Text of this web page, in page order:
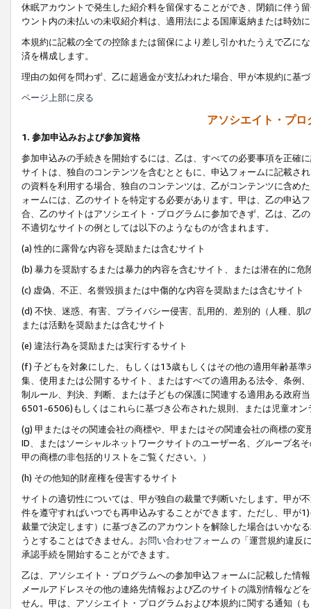
休眠アカウントで発生した紹介料を留保することができ、閉鎖に伴う
ウント内の未払いの未収紹介料は、適用法による国庫返納または時効
本規約に記載の全ての控除または留保により差し引かれたうえで乙に
済を構成します。
理由の如何を問わず、乙に超過金が支払われた場合、甲が本規約に基
ページ上部に戻る
アソシエイト・プ
1. 参加申込みおよび参加資格
参加申込みの手続きを開始するには、乙は、すべての必要事項を正確
サイトは、独自のコンテンツを含むとともに、申込フォームに記載さ
の資料を利用する場合、独自のコンテンツは、乙がコンテンツに含め
ォームには、乙のサイトを特定する必要があります。甲は、乙の申込
合、乙のサイトはアソシエイト・プログラムに参加できず、乙は、乙
不適切なサイトの例としては以下のようなものが含まれます。
(a) 性的に露骨な内容を奨励または含むサイト
(b) 暴力を奨励するまたは暴力的内容を含むサイト、または潜在的に
(c) 虚偽、不正、名誉毀損または中傷的な内容を奨励または含むサイト
(d) 不快、迷惑、有害、プライバシー侵害、乱用的、差別的（人種、
または活動を奨励または含むサイト
(e) 違法行為を奨励または実行するサイト
(f) 子どもを対象にした、もしくは13歳もしくはその他の適用年齢基
集、使用または公開するサイト、またはすべての適用ある法令、条例
制ルール、判決、判断、または子どもの保護に関連する適用ある政府
6501-6506)もしくはこれらに基づき公布された規則、または児童オン
(g) 甲またはその関連会社の商標や、甲またはその関連会社の商標の
ID、またはソーシャルネットワークサイトのユーザー名、グループ名
甲の商標の非包括的リストをご覧ください。）
(h) その他知的財産権を侵害するサイト
サイトの適切性については、甲が独自の裁量で判断いたします。甲が
件を遵守すればいつでも再申込みすることができます。ただし、甲が
裁量で決定します）に基づき乙のアカウントを解除した場合はいかな
うとすることはできません。 お問い合わせフォーム の「運営規約違反
承認手続を開始することができます。
乙は、アソシエイト・プログラムへの参加申込フォームに記載した情
メールアドレスその他の連絡先情報および乙のサイトの識別情報など
せん。甲は、アソシエイト・プログラムおよび本規約に関する通知（